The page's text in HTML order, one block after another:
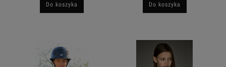
Do koszyka Do koszyka